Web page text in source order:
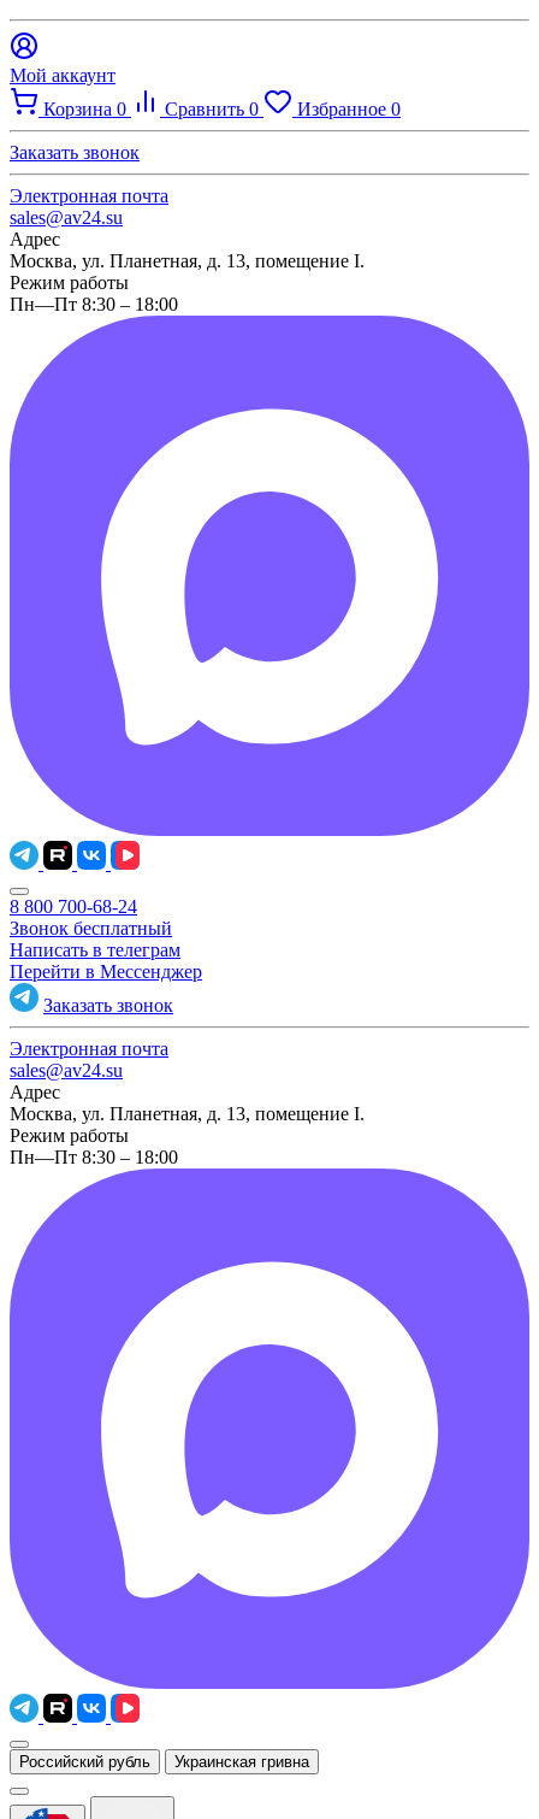
Мой аккаунт
Корзина 0 Сравнить 0 Избранное 0
Заказать звонок
Электронная почта
sales@av24.su
Адрес
Москва, ул. Планетная, д. 13, помещение I.
Режим работы
Пн—Пт 8:30 – 18:00
8 800 700-68-24
Звонок бесплатный
Написать в телеграм
Перейти в Мессенджер
Заказать звонок
Электронная почта
sales@av24.su
Адрес
Москва, ул. Планетная, д. 13, помещение I.
Режим работы
Пн—Пт 8:30 – 18:00
Российский рубль Украинская гривна